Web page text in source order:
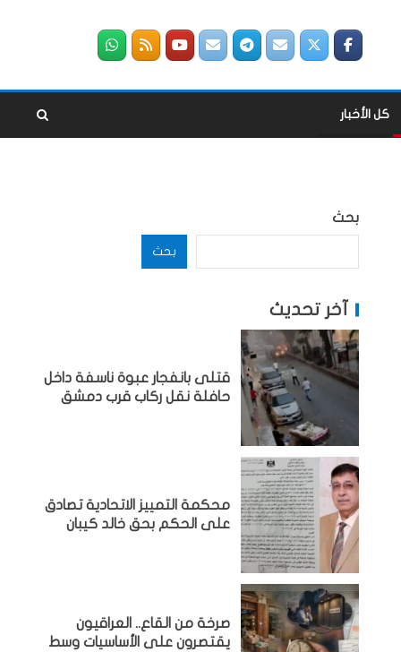
كل الأخبار
بحث
بحث
آخر تحديث
قتلى بانفجار عبوة ناسفة داخل
حافلة نقل ركاب قرب دمشق
محكمة التمييز الاتحادية تصادق
على الحكم بحق خالد كيبان
صرخة من القاع.. العراقيون
يقتصرون على الأساسيات وسط